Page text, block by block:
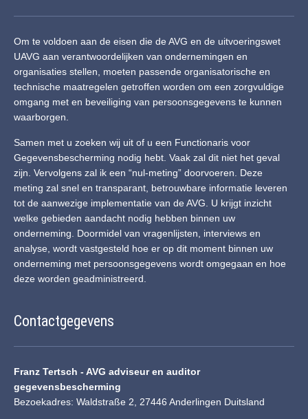
Om te voldoen aan de eisen die de AVG en de uitvoeringswet
UAVG aan verantwoordelijken van ondernemingen en
organisaties stellen, moeten passende organisatorische en
technische maatregelen getroffen worden om een zorgvuldige
omgang met en beveiliging van persoonsgegevens te kunnen
waarborgen.
Samen met u zoeken wij uit of u een Functionaris voor
Gegevensbescherming nodig hebt. Vaak zal dit niet het geval
zijn. Vervolgens zal ik een “nul-meting” doorvoeren. Deze
meting zal snel en transparant, betrouwbare informatie leveren
tot de aanwezige implementatie van de AVG. U krijgt inzicht
welke gebieden aandacht nodig hebben binnen uw
onderneming. Doormidel van vragenlijsten, interviews en
analyse, wordt vastgesteld hoe er op dit moment binnen uw
onderneming met persoonsgegevens wordt omgegaan en hoe
deze worden geadministreerd.
Contactgegevens
Franz Tertsch - AVG adviseur en auditor
gegevensbescherming
Bezoekadres: Waldstraße 2, 27446 Anderlingen Duitsland